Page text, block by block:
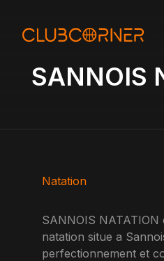
SANNOIS
Natation
SANNOIS NATATION
natation situe a
perfectionnement et